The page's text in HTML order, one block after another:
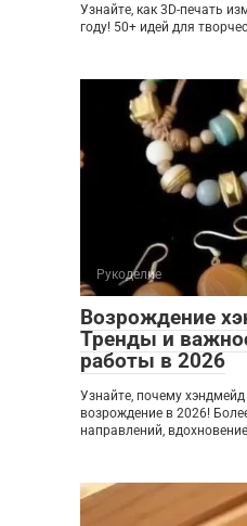
Узнайте, как 3D-печать
году! 50+ идей для
Рукоделие
Возрождение
Тренды и
работы в 2026
Узнайте, почему
возрождение в 2026!
направлений,